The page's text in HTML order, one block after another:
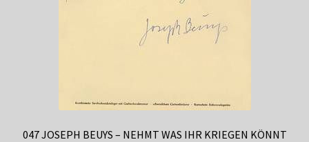
047 JOSEPH BEUYS – NEHMT WAS IHR KRIEGEN KÖNNT